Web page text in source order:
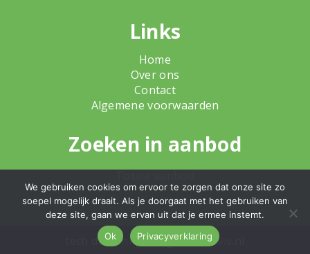
Links
Home
Over ons
Contact
Algemene voorwaarden
Zoeken in aanbod
dodo.nl |designstudioviv.nl
We gebruiken cookies om ervoor te zorgen dat onze site zo
soepel mogelijk draait. Als je doorgaat met het gebruiken van
deze site, gaan we ervan uit dat je ermee instemt.
Ok
Privacyverklaring